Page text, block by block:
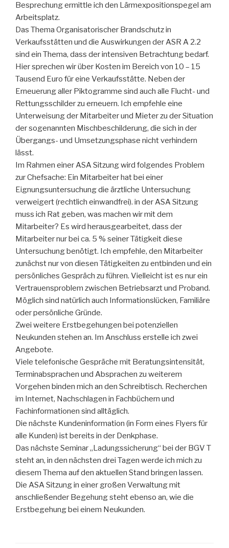
Besprechung ermittle ich den Lärmexpositionspegel am
Arbeitsplatz.
Das Thema Organisatorischer Brandschutz in
Verkaufsstätten und die Auswirkungen der ASR A 2.2
sind ein Thema, dass der intensiven Betrachtung bedarf.
Hier sprechen wir über Kosten im Bereich von 10 – 15
Tausend Euro für eine Verkaufsstätte. Neben der
Erneuerung aller Piktogramme sind auch alle Flucht- und
Rettungsschilder zu erneuern. Ich empfehle eine
Unterweisung der Mitarbeiter und Mieter zu der Situation
der sogenannten Mischbeschilderung, die sich in der
Übergangs- und Umsetzungsphase nicht verhindern
lässt.
Im Rahmen einer ASA Sitzung wird folgendes Problem
zur Chefsache: Ein Mitarbeiter hat bei einer
Eignungsuntersuchung die ärztliche Untersuchung
verweigert (rechtlich einwandfrei). in der ASA Sitzung
muss ich Rat geben, was machen wir mit dem
Mitarbeiter? Es wird herausgearbeitet, dass der
Mitarbeiter nur bei ca. 5 % seiner Tätigkeit diese
Untersuchung benötigt. Ich empfehle, den Mitarbeiter
zunächst nur von diesen Tätigkeiten zu entbinden und ein
persönliches Gespräch zu führen. Vielleicht ist es nur ein
Vertrauensproblem zwischen Betriebsarzt und Proband.
Möglich sind natürlich auch Informationslücken, Familiäre
oder persönliche Gründe.
Zwei weitere Erstbegehungen bei potenziellen
Neukunden stehen an. Im Anschluss erstelle ich zwei
Angebote.
Viele telefonische Gespräche mit Beratungsintensität,
Terminabsprachen und Absprachen zu weiterem
Vorgehen binden mich an den Schreibtisch. Recherchen
im Internet, Nachschlagen in Fachbüchern und
Fachinformationen sind alltäglich.
Die nächste Kundeninformation (in Form eines Flyers für
alle Kunden) ist bereits in der Denkphase.
Das nächste Seminar „Ladungssicherung“ bei der BGV T
steht an, in den nächsten drei Tagen werde ich mich zu
diesem Thema auf den aktuellen Stand bringen lassen.
Die ASA Sitzung in einer großen Verwaltung mit
anschließender Begehung steht ebenso an, wie die
Erstbegehung bei einem Neukunden.